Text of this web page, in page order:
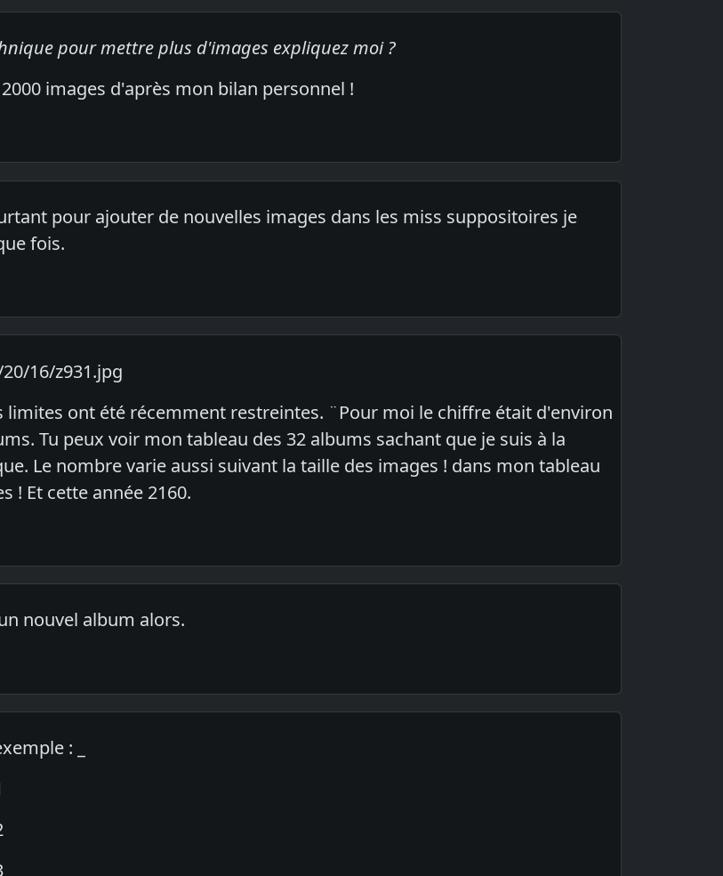
pour mettre plus d'images expliquez moi ?
images d'après mon bilan personnel !
pour ajouter de nouvelles images dans les miss suppositoires je
fois.
16/z931.jpg
limites ont été récemment restreintes. ¨Pour moi le chiffre était d'environ
Tu peux voir mon tableau des 32 albums sachant que je suis à la
Le nombre varie aussi suivant la taille des images ! dans mon tableau
! Et cette année 2160.
nouvel album alors.
: _